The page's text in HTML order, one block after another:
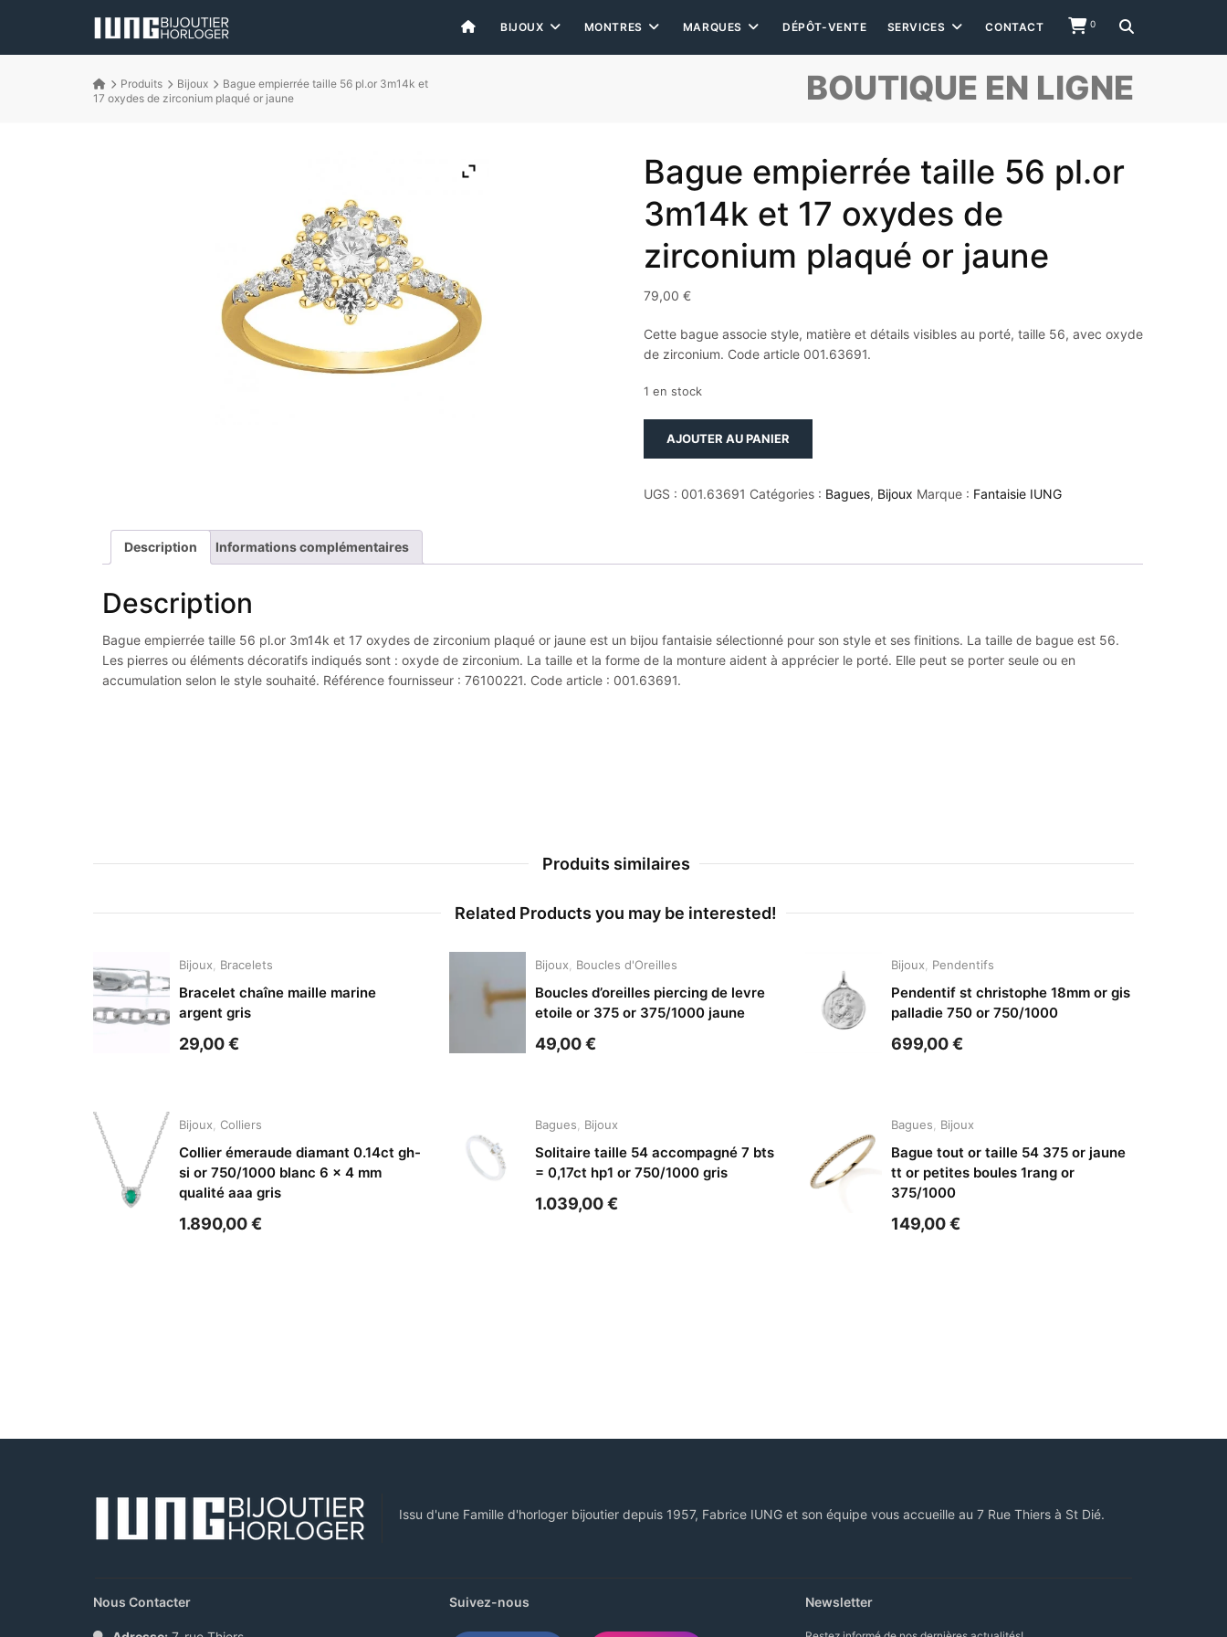
0
BIJOUX MONTRES MARQUES DÉPÔT-VENTE SERVICES CONTACT
BOUTIQUE EN LIGNE
Produits Bijoux
Bague empierrée taille 56 pl.or 3m14k et
17 oxydes de zirconium plaqué or jaune
Bague empierrée taille 56 pl.or
3m14k et 17 oxydes de
zirconium plaqué or jaune
79,00 €
Cette bague associe style, matière et détails visibles au porté, taille 56, avec oxyde
de zirconium. Code article 001.63691.
1 en stock
empierrée
3m14k
de
zirconium
plaqué
AJOUTER AU PANIER
UGS : 001.63691 Catégories : Bagues, Bijoux Marque : Fantaisie IUNG
Description Informations complémentaires
Description
Bague empierrée taille 56 pl.or 3m14k et 17 oxydes de zirconium plaqué or jaune est un bijou fantaisie sélectionné pour son style et ses finitions. La taille de bague est 56.
Les pierres ou éléments décoratifs indiqués sont : oxyde de zirconium. La taille et la forme de la monture aident à apprécier le porté. Elle peut se porter seule ou en
accumulation selon le style souhaité. Référence fournisseur : 76100221. Code article : 001.63691.
Produits similaires
Related Products you may be interested!
Bijoux Bracelets
Bracelet chaîne maille marine
argent gris
29,00€
Bijoux Colliers
Collier émeraude diamant 0.14ct gh-
si or 750/1000 blanc 6 x 4 mm
qualité aaa gris
1.890,00€
Bijoux Boucles d'Oreilles
Boucles d’oreilles piercing de levre
etoile or 375 or 375/1000 jaune
49,00€
Bagues Bijoux
Solitaire taille 54 accompagné 7 bts
= 0,17ct hp1 or 750/1000 gris
1.039,00€
Bijoux Pendentifs
Pendentif st christophe 18mm or gis
palladie 750 or 750/1000
699,00€
Bagues Bijoux
Bague tout or taille 54 375 or jaune
tt or petites boules 1rang or
375/1000
149,00€
Issu d'une Famille d'horloger bijoutier depuis 1957, Fabrice IUNG et son équipe vous accueille au 7 Rue Thiers à St Dié.
Nous Contacter Suivez-nous Newsletter